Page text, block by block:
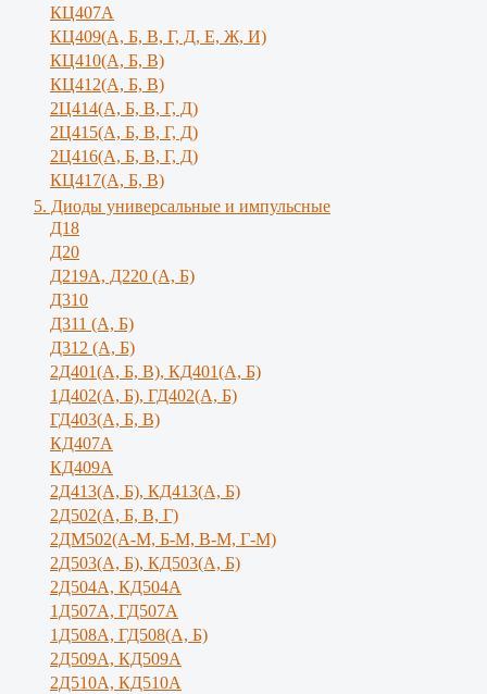
КЦ407А
КЦ409(А, Б, В, Г, Д, Е, Ж, И)
КЦ410(А, Б, В)
КЦ412(А, Б, В)
2Ц414(А, Б, В, Г, Д)
2Ц415(А, Б, В, Г, Д)
2Ц416(А, Б, В, Г, Д)
КЦ417(А, Б, В)
5. Диоды универсальные и импульсные
Д18
Д20
Д219А, Д220 (А, Б)
Д310
Д311 (А, Б)
Д312 (А, Б)
2Д401(А, Б, В), КД401(А, Б)
1Д402(А, Б), ГД402(А, Б)
ГД403(А, Б, В)
КД407А
КД409А
2Д413(А, Б), КД413(А, Б)
2Д502(А, Б, В, Г)
2ДМ502(А-М, Б-М, В-М, Г-М)
2Д503(А, Б), КД503(А, Б)
2Д504А, КД504А
1Д507А, ГД507А
1Д508А, ГД508(А, Б)
2Д509А, КД509А
2Д510А, КД510А